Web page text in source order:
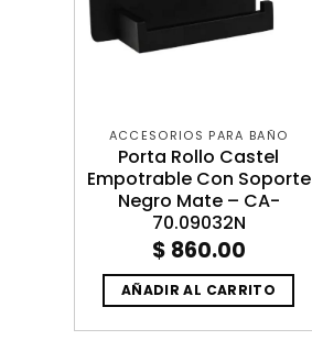
ACCESORIOS PARA BAÑO
Porta Rollo Castel
Empotrable Con Soporte
Negro Mate – CA-
70.09032N
$ 860.00
AÑADIR AL CARRITO